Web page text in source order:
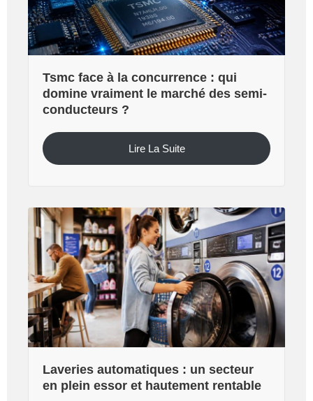
Tsmc face à la concurrence : qui
domine vraiment le marché des semi-
conducteurs ?
Lire La Suite
Laveries automatiques : un secteur
en plein essor et hautement rentable